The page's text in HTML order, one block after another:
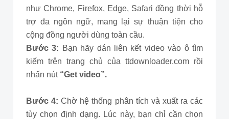
như Chrome, Firefox, Edge, Safari đồng thời hỗ
trợ đa ngôn ngữ, mang lại sự thuận tiện cho
cộng đồng người dùng toàn cầu.
Bước 3: Bạn hãy dán liên kết video vào ô tìm
kiếm trên trang chủ của ttdownloader.com rồi
nhấn nút“Get video”.
Bước 4: Chờ hệ thống phân tích và xuất ra các
tùy chọn định dạng. Lúc này, bạn chỉ cần chọn